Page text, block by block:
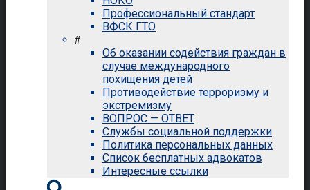
Профессиональный стандарт
ВФСК ГТО
#
Об оказании содействия граждан в
случае международного
похищения детей
Противодействие терроризму и
экстремизму
ВОПРОС — ОТВЕТ
Службы социальной поддержки
Политика персональных данных
Список бесплатных адвокатов
Интересные ссылки